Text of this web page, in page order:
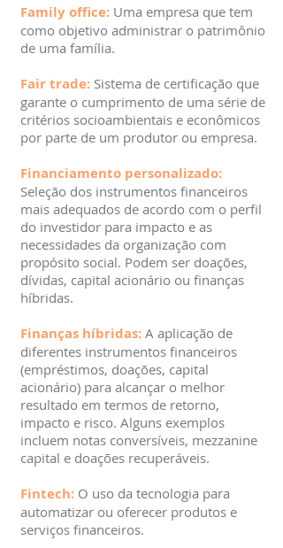
Family office: Uma empresa que tem
como objetivo administrar o patrimônio
de uma família.
Fair trade: Sistema de certificação que
garante o cumprimento de uma série de
critérios socioambientais e econômicos
por parte de um produtor ou empresa.
Financiamento personalizado:
Seleção dos instrumentos financeiros
mais adequados de acordo com o perfil
do investidor para impacto e as
necessidades da organização com
propósito social. Podem ser doações,
dívidas, capital acionário ou finanças
híbridas.
Finanças híbridas: A aplicação de
diferentes instrumentos financeiros
(empréstimos, doações, capital
acionário) para alcançar o melhor
resultado em termos de retorno,
impacto e risco. Alguns exemplos
incluem notas conversíveis, mezzanine
capital e doações recuperáveis.
Fintech: O uso da tecnologia para
automatizar ou oferecer produtos e
serviços financeiros.